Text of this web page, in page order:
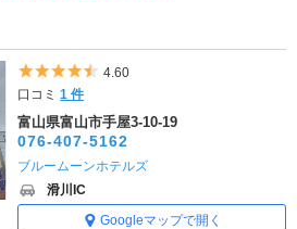
5つ星のうち4.5
4.60
口コミ1 件
富山県富山市手屋3-10-19
076-407-5162
ブルームーンホテルズ
滑川IC
Googleマップで開く